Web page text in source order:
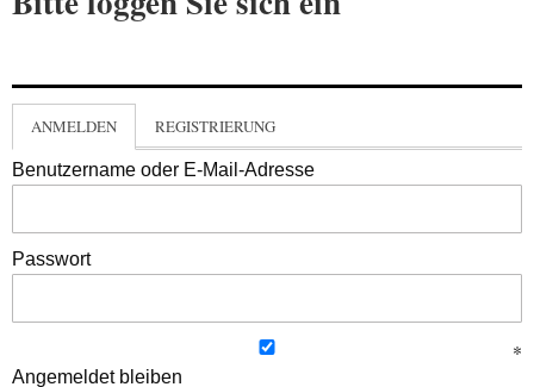
ANMELDEN REGISTRIERUNG
Benutzername oder E-Mail-Adresse
Passwort
Angemeldet bleiben